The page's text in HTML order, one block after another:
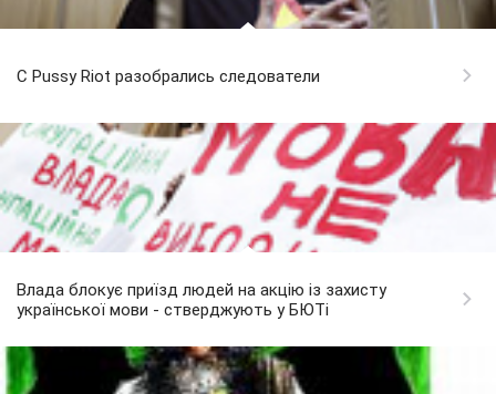
С Pussy Riot разобрались следователи
Влада блокує приїзд людей на акцію із захисту
української мови - стверджують у БЮТі